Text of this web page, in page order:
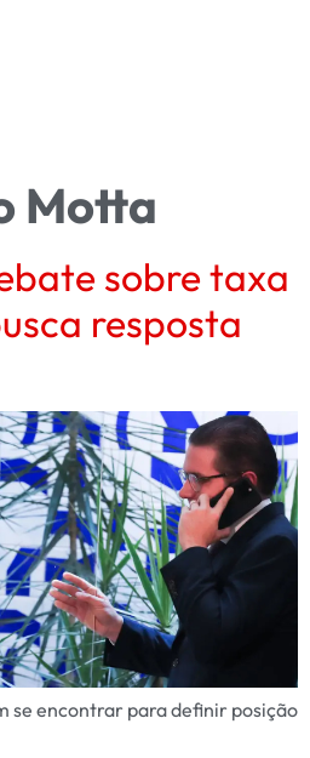
Motta
sobre taxa
resposta
se encontrar para definir posição